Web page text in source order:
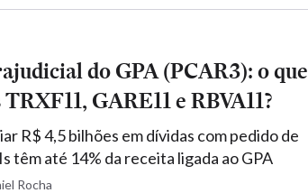
do GPA (PCAR3): o que
GARE11 e RBVA11?
R$ 4,5 bilhões em dívidas com pedido de
têm até 14% da receita ligada ao GPA
Rocha